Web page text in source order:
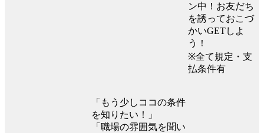
ン中！お友だち
を誘っておこづ
かいGETしよ
う！
※全て規定・支
払条件有
「もう少しココの条件
を知りたい！」
「職場の雰囲気を聞い